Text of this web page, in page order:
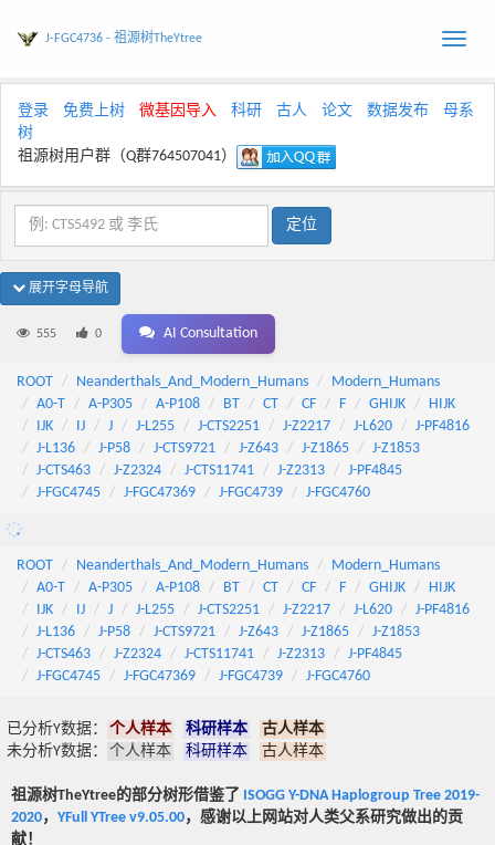
Toggle
J-FGC4736 - 祖源树TheYtree
登录 免费上树 微基因导入 科研 古人 论文 数据发布
母系
树
祖源树用户群（Q群764507041）
展开字母导航
555 0 AI Consultation
ROOT Neanderthals_And_Modern_Humans
Modern_Humans
A0-T
A-P305 A-P108 BT CT CF F GHIJK
HIJK
IJK
IJ J J-L255 J-CTS2251 J-Z2217 J-L620
J-PF4816
J-L136
J-P58 J-CTS9721 J-Z643 J-Z1865
J-Z1853
J-CTS463
J-Z2324 J-CTS11741 J-Z2313
J-PF4845
J-FGC4745
J-FGC47369 J-FGC4739 J-FGC4760
ROOT Neanderthals_And_Modern_Humans
Modern_Humans
A0-T
A-P305 A-P108 BT CT CF F GHIJK
HIJK
IJK
IJ J J-L255 J-CTS2251 J-Z2217 J-L620
J-PF4816
J-L136
J-P58 J-CTS9721 J-Z643 J-Z1865
J-Z1853
J-CTS463
J-Z2324 J-CTS11741 J-Z2313
J-PF4845
J-FGC4745
J-FGC47369 J-FGC4739 J-FGC4760
已分析Y数据： 个人样本 科研样本
古人样本
未分析Y数据：
个人样本 科研样本 古人样本
祖源树TheYtree的部分树形借鉴了 ISOGG Y-DNA Haplogroup Tree 2019-
2020， YFull YTree v9.05.00，感谢以上网站对人类父系研究做出的贡
献！